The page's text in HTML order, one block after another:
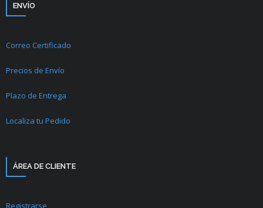
ENVÍO
Correo Certificado
Precios de Envío
Plazo de Entrega
Localiza tu Pedido
ÁREA DE CLIENTE
Registrarse